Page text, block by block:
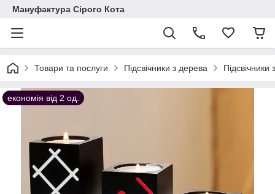
Мануфактура Сірого Кота
Товари та послуги Підсвічники з дерева
економія від 2 од.